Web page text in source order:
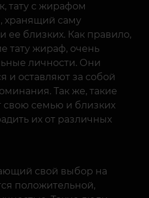
тату с жирафом
хранящий саму
ее близких. Как правило,
тату жираф, очень
личности. Они
и оставляют за собой
Так же, такие
свою семью и близких
их от различных
свой выбор на
положительной,